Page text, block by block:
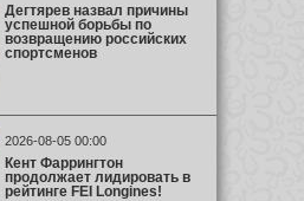
Дегтярев назвал причины
успешной борьбы по
возвращению российских
спортсменов
2026-08-05 00:00
Кент Фаррингтон
продолжает лидировать в
рейтинге FEI Longines!